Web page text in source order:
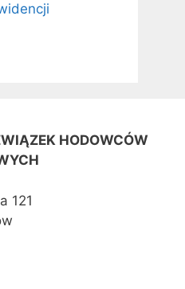
HODOWCÓW
121